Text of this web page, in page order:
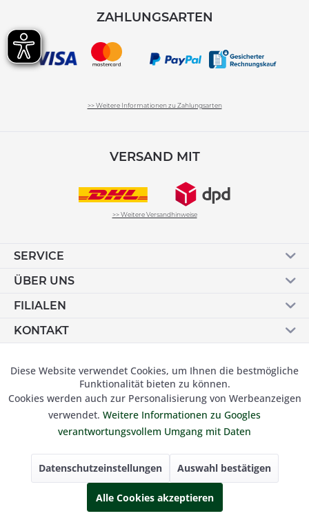
ZAHLUNGSARTEN
>> Weitere Informationen zu Zahlungsarten
VERSAND MIT
>> Weitere Versandhinweise
SERVICE
ÜBER UNS
FILIALEN
KONTAKT
© 2019 Besser Gehen Schockmann GmbH. Alle Preise inkl.
der gesetzl. MwSt und zzgl.Versandkosten.
Funktionale Aktiv
Marketing Inaktiv
Tracking Inaktiv
Personalisierung Inaktiv
Diese Website verwendet Cookies, um Ihnen die bestmögliche
Funktionalität bieten zu können.
Cookies werden auch zur Personalisierung von Werbeanzeigen
verwendet. Weitere Informationen zu Googles
verantwortungsvollem Umgang mit Daten
Datenschutzeinstellungen Auswahl bestätigen
Alle Cookies akzeptieren